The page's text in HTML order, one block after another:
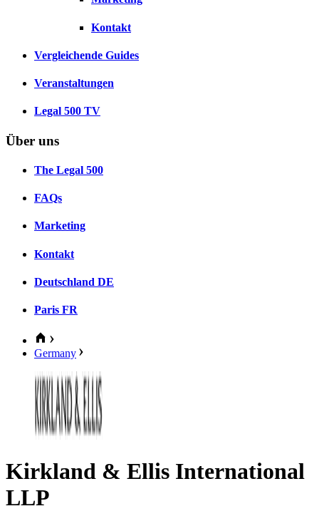
Kontakt
Vergleichende Guides
Veranstaltungen
Legal 500 TV
Über uns
The Legal 500
FAQs
Marketing
Kontakt
Deutschland DE
Paris FR
Germany
Kirkland & Ellis International
LLP